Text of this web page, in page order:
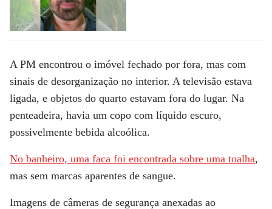
A PM encontrou o imóvel fechado por fora, mas com
sinais de desorganização no interior. A televisão estava
ligada, e objetos do quarto estavam fora do lugar. Na
penteadeira, havia um copo com líquido escuro,
possivelmente bebida alcoólica.
No banheiro, uma faca foi encontrada sobre uma toalha,
mas sem marcas aparentes de sangue.
Imagens de câmeras de segurança anexadas ao